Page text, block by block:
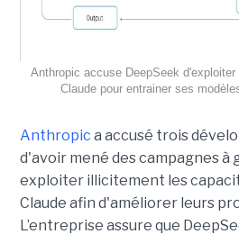
Anthropic accuse DeepSeek
Claude pour entrainer ses
Anthropic a accusé trois
d'avoir mené des campagnes à
exploiter illicitement les
Claude afin d'améliorer leurs
L’entreprise assure que